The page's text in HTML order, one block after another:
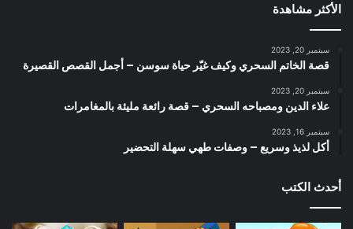
الأكثر مشاهدة
سبتمبر 20, 2023
قصة الخاتم السحري وكيف غيّر حياة سوسن – أجمل القصص القصيرة
سبتمبر 20, 2023
علاء الدين ومصباحه السحري – قصة رائعة مليئة بالمغامرات
سبتمبر 16, 2023
أكل لذيذ وسريع – وصفات طهي سهلة التحضير
أحدث الكتب